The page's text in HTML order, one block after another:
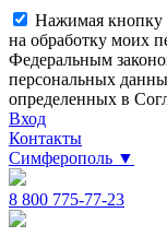
Нажимая кнопку
на обработку моих
Федеральным
персональных
определенных в
Вход
Контакты
Симферополь ▼
8 800 775-77-23